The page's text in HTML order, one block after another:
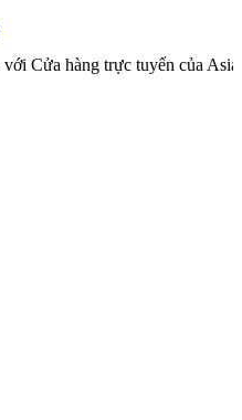
Cửa hàng trực tuyến của Asia